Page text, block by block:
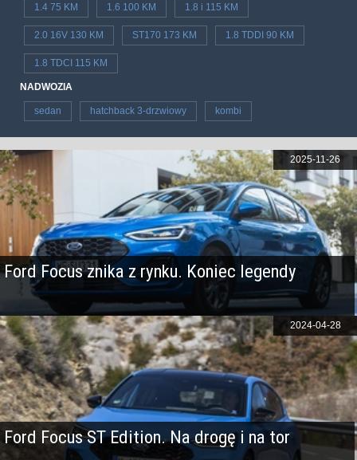
1.4 75 KM 1.6 100 KM 1.8 i 115 KM
2.0 16V 130 KM ST170 173 KM 1.8 TDDI 90 KM
1.8 TDCI 115 KM
NADWOZIA
sedan hatchback 3-drzwiowy kombi
Ford Focus znika z rynku. Koniec legendy
2025-11-26
Ford Focus ST Edition. Na drogę i na tor
2024-04-28